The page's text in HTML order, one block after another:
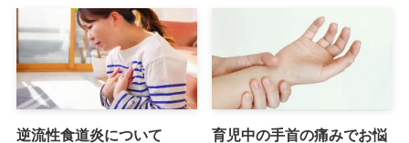
逆流性食道炎について
育児中の手首の痛みでお悩